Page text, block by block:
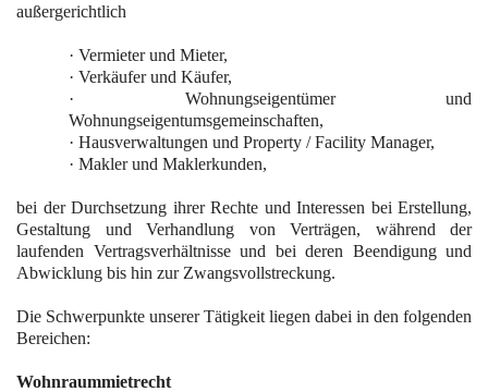
außergerichtlich
· Vermieter und Mieter,
· Verkäufer und Käufer,
· Wohnungseigentümer und
Wohnungseigentumsgemeinschaften,
· Hausverwaltungen und Property / Facility Manager,
· Makler und Maklerkunden,
bei der Durchsetzung ihrer Rechte und Interessen bei Erstellung,
Gestaltung und Verhandlung von Verträgen, während der
laufenden Vertragsverhältnisse und bei deren Beendigung und
Abwicklung bis hin zur Zwangsvollstreckung.
Die Schwerpunkte unserer Tätigkeit liegen dabei in den folgenden
Bereichen:
Wohnraummietrecht